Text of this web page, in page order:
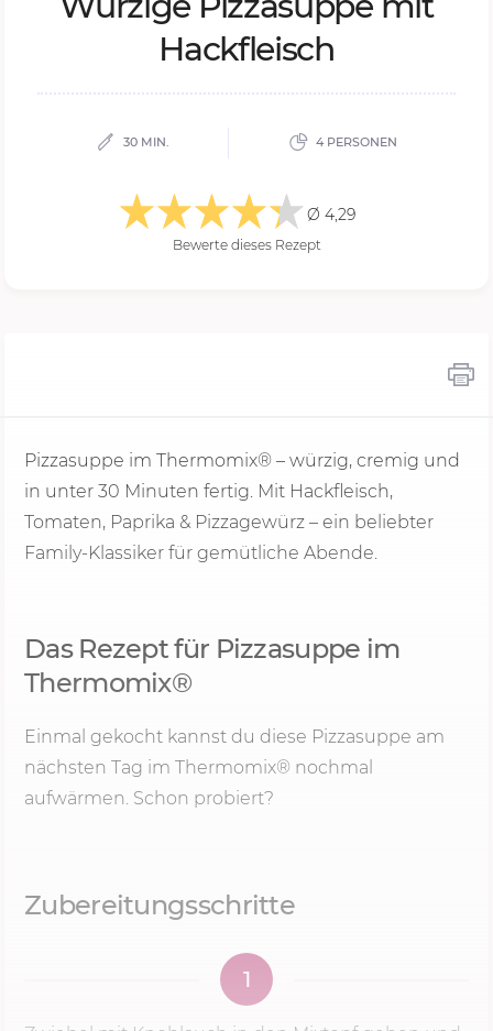
Hack­fleisch
30 MIN. 4 PERSONEN
Ø 4,29
Bewerte dieses Rezept
Pizzasuppe im Thermomix® – würzig, cremig und
in unter 30 Minuten fertig. Mit Hackfleisch,
Tomaten, Paprika & Pizzagewürz – ein beliebter
Family-Klassiker für gemütliche Abende.
Das Rezept für Pizzasuppe im
Thermomix®
Einmal gekocht kannst du diese Pizzasuppe am
nächsten Tag im Thermomix® nochmal
aufwärmen. Schon probiert?
Zubereitungsschritte
1